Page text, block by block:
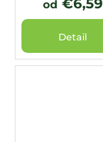
od €6,59
Detail